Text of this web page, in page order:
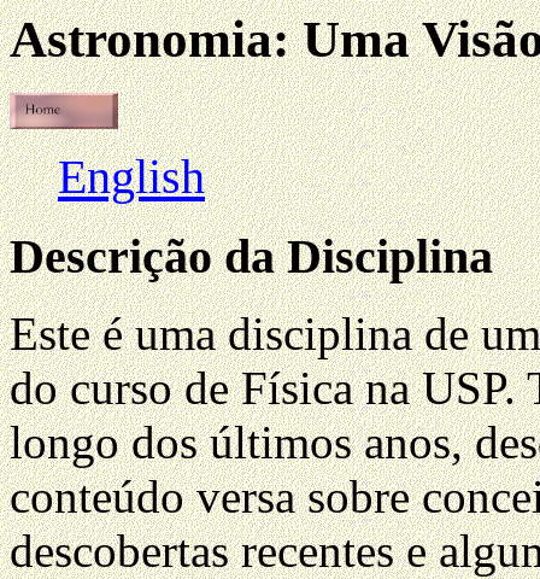
Astronomia: Uma
English
Descrição da Disciplina
Este é uma disciplina de
do curso de Física na
longo dos últimos anos,
conteúdo versa sobre
descobertas recentes e